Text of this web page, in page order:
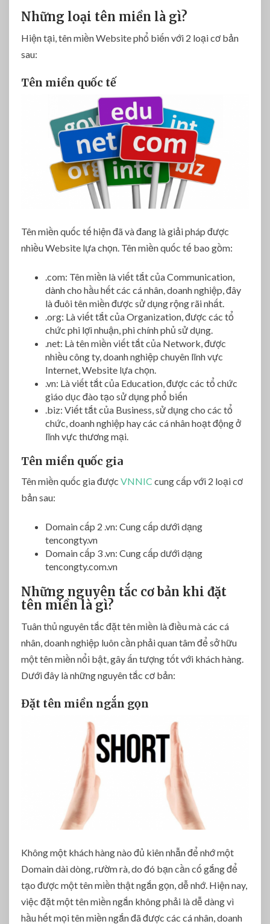
Những loại tên miền là gì?
Hiện tại, tên miền Website phổ biến với 2 loại cơ bản
sau:
Tên miền quốc tế
Tên miền quốc tế hiện đã và đang là giải pháp được
nhiều Website lựa chọn. Tên miền quốc tế bao gồm:
.com: Tên miền là viết tắt của Communication,
dành cho hầu hết các cá nhân, doanh nghiệp, đây
là đuôi tên miền được sử dụng rộng rãi nhất.
.org: Là viết tắt của Organization, được các tổ
chức phi lợi nhuận, phi chính phủ sử dụng.
.net: Là tên miền viết tắt của Network, được
nhiều công ty, doanh nghiệp chuyên lĩnh vực
Internet, Website lựa chọn.
.vn: Là viết tắt của Education, được các tổ chức
giáo dục đào tạo sử dụng phổ biến
.biz: Viết tắt của Business, sử dụng cho các tổ
chức, doanh nghiệp hay các cá nhân hoạt động ở
lĩnh vực thương mại.
Tên miền quốc gia
Tên miền quốc gia được VNNIC cung cấp với 2 loại cơ
bản sau:
Domain cấp 2 .vn: Cung cấp dưới dạng
tencongty.vn
Domain cấp 3 .vn: Cung cấp dưới dạng
tencongty.com.vn
Những nguyên tắc cơ bản khi đặt
tên miền là gì?
Tuân thủ nguyên tắc đặt tên miền là điều mà các cá
nhân, doanh nghiệp luôn cần phải quan tâm để sở hữu
một tên miền nổi bật, gây ấn tượng tốt với khách hàng.
Dưới đây là những nguyên tắc cơ bản:
Đặt tên miền ngắn gọn
Không một khách hàng nào đủ kiên nhẫn để nhớ một
Domain dài dòng, rườm rà, do đó bạn cần cố gắng để
tạo được một tên miền thật ngắn gọn, dễ nhớ. Hiện nay,
việc đặt một tên miền ngắn không phải là dễ dàng vì
hầu hết mọi tên miền ngắn đã được các cá nhân, doanh